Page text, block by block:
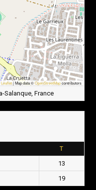
Leaflet |Map data ©OpenStreetMapcontributors
Salanque, France
T
13
19